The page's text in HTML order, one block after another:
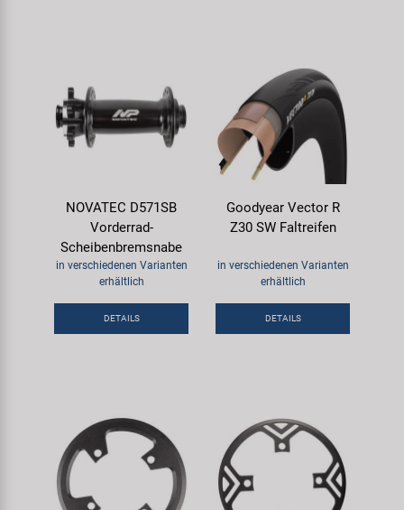
NOVATEC D571SB
Vorderrad-
Scheibenbremsnabe
in verschiedenen Varianten
erhältlich
DETAILS
Goodyear Vector R
Z30 SW Faltreifen
in verschiedenen Varianten
erhältlich
DETAILS